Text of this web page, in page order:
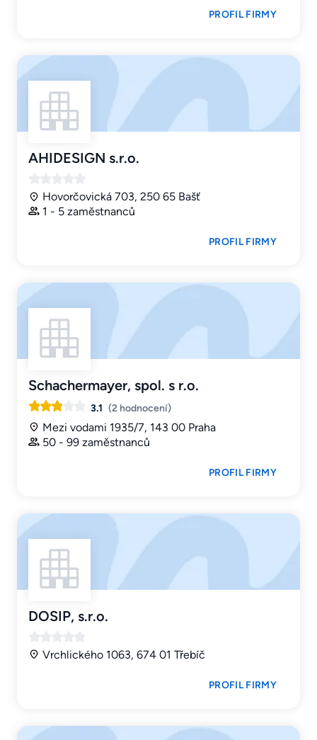
PROFIL FIRMY
AHIDESIGN s.r.o.
Hovorčovická 703, 250 65 Bašť
1 - 5 zaměstnanců
PROFIL FIRMY
Schachermayer, spol. s r.o.
3.1 (2 hodnocení)
Mezi vodami 1935/7, 143 00 Praha
50 - 99 zaměstnanců
PROFIL FIRMY
DOSIP, s.r.o.
Vrchlického 1063, 674 01 Třebíč
PROFIL FIRMY